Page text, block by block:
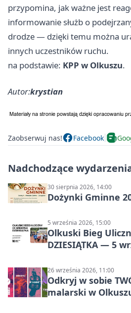
przypomina, jak ważne jest
informowanie służb o
drodze — dzięki temu można
innych uczestników ruchu.
na podstawie: KPP w Olkuszu.
Autor:krystian
Zaobserwuj nas! Facebook
Nadchodzące
30 sierpnia 2026, 14:00
Dożynki Gminne
5 września 2026, 15:00
Olkuski Bieg
DZIESIĄTKA — 5
26 września 2026, 11:00
Odkryj w sobie
malarski w